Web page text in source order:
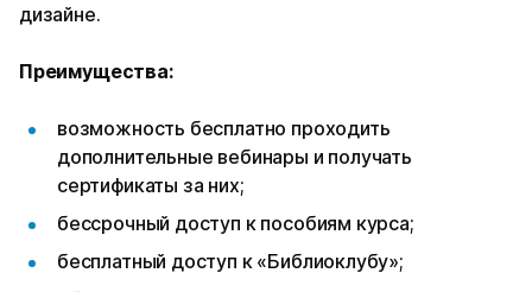
дизайне.
Преимущества:
возможность бесплатно проходить
дополнительные вебинары и получать
сертификаты за них;
бессрочный доступ к пособиям курса;
бесплатный доступ к «Библиоклубу»;